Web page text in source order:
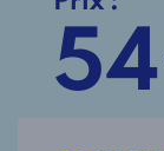
54